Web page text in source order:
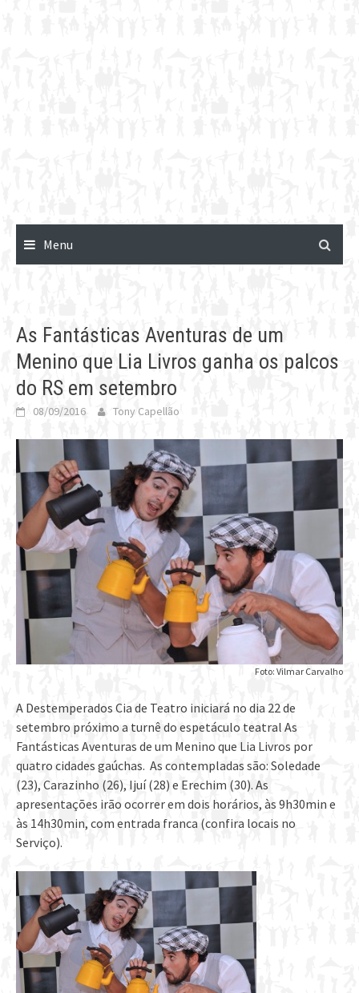
Menu
As Fantásticas Aventuras de um
Menino que Lia Livros ganha os palcos
do RS em setembro
08/09/2016 Tony Capellão
Foto: Vilmar Carvalho
A Destemperados Cia de Teatro iniciará no dia 22 de
setembro próximo a turnê do espetáculo teatral As
Fantásticas Aventuras de um Menino que Lia Livros por
quatro cidades gaúchas. As contempladas são: Soledade
(23), Carazinho (26), Ijuí (28) e Erechim (30). As
apresentações irão ocorrer em dois horários, às 9h30min e
às 14h30min, com entrada franca (confira locais no
Serviço).